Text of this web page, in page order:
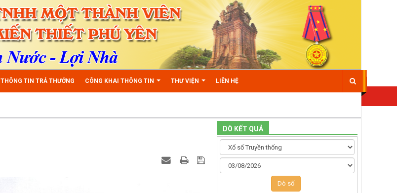
THÔNG TIN TRẢ THƯỞNG CÔNG KHAI THÔNG TIN THƯ VIỆN LIÊN HỆ
DÒ KẾT QUẢ
Dò số